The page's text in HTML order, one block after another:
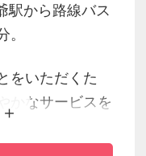
駅から路線バス
。
をいただくた
かなサービスを
ります。